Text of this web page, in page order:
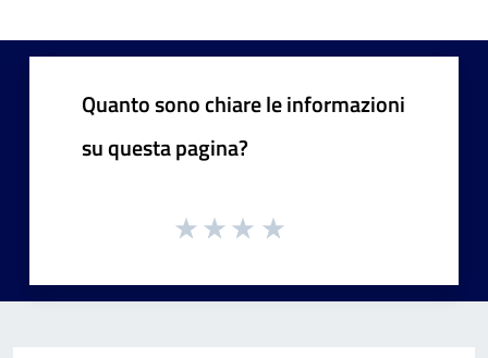
Quanto sono chiare le informazioni
su questa pagina?